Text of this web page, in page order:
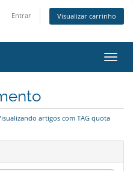
Entrar Visualizar carrinho
artigos com TAG quota